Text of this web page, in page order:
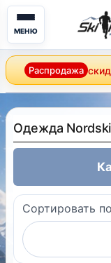
МЕНЮ
Распродажа
Одежда Nordski
Сортировать